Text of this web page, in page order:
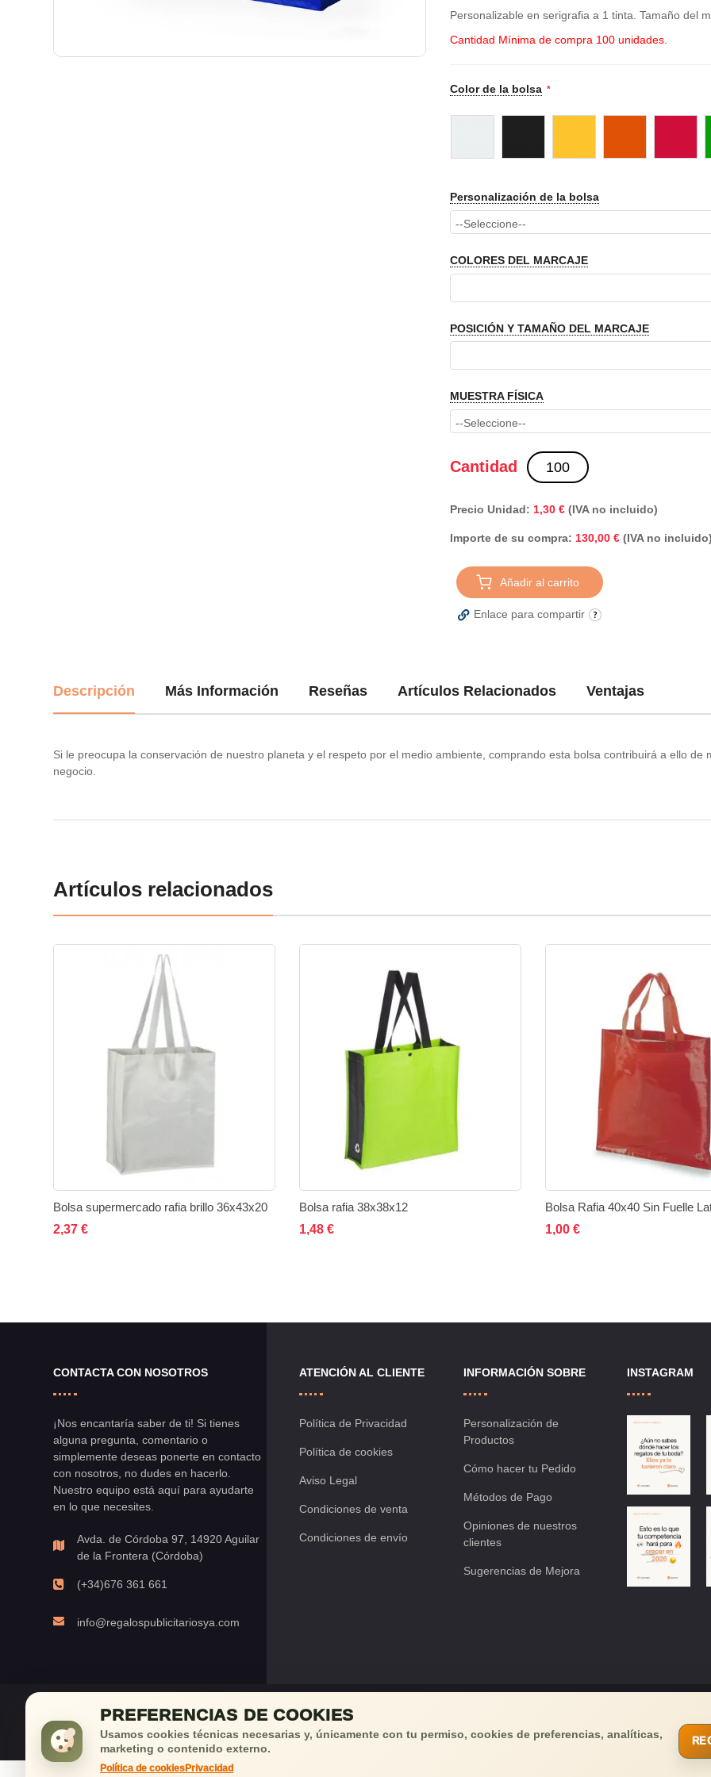
Personalizable en serigrafia a 1 tinta. Tamaño del
Cantidad Mínima de compra 100 unidades.
Color de la bolsa
Personalización de la bolsa
COLORES DEL MARCAJE
POSICIÓN Y TAMAÑO DEL MARCAJE
MUESTRA FÍSICA
Cantidad
Precio Unidad: 1,30 € (IVA no incluido)
Importe de su compra: 130,00 € (IVA no
Añadir al carrito
Enlace para compartir
Descripción Más Información Reseñas Artículos Relacionados Ventajas
Si le preocupa la conservación de nuestro planeta y el respeto por el medio ambiente, comprando esta bolsa contribuirá a ello
negocio.
Artículos relacionados
Bolsa supermercado rafia brillo 36x43x20
2,37 €
deseos
Bolsa rafia 38x38x12
1,48 €
deseos
Bolsa Rafia 40x40 Sin Fuelle
1,00 €
CONTACTA CON NOSOTROS
¡Nos encantaría saber de ti! Si tienes
alguna pregunta, comentario o
simplemente deseas ponerte en contacto
con nosotros, no dudes en hacerlo.
Nuestro equipo está aquí para ayudarte
en lo que necesites.
Avda. de Córdoba 97, 14920 Aguilar
de la Frontera (Córdoba)
(+34)676 361 661
info@regalospublicitariosya.com
ATENCIÓN AL CLIENTE
Política de Privacidad
Política de cookies
Aviso Legal
Condiciones de venta
Condiciones de envío
INFORMACIÓN SOBRE
Personalización de
Productos
Cómo hacer tu Pedido
Métodos de Pago
Opiniones de nuestros
clientes
Sugerencias de Mejora
INSTAGRAM
¡Déjanos tu email y recibirás buenas noticias!
PREFERENCIAS DE COOKIES
Usamos cookies técnicas necesarias y, únicamente con tu permiso, cookies de preferencias, analíticas,
marketing o contenido externo.
Política de cookies Privacidad